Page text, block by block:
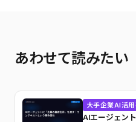
あわせて読みたい
大手企業AI活
AIエージェン